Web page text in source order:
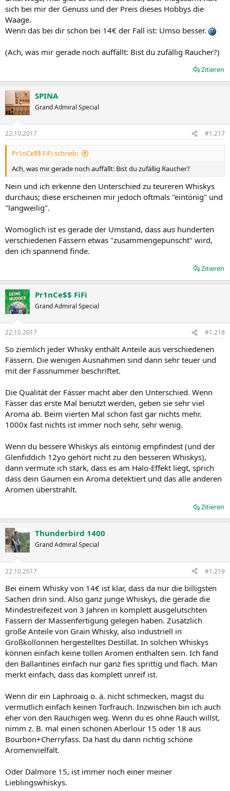
sich bei mir der Genuss und der Preis dieses Hobbys die
Waage.
Wenn das bei dir schon bei 14€ der Fall ist: Umso besser.
(Ach, was mir gerade noch auffällt: Bist du zufällig Raucher?)
Zitieren
SPINA
Grand Admiral Special
22.10.2017 #1.217
Pr1nCe$$ FiFi schrieb:
Ach, was mir gerade noch auffällt: Bist du zufällig Raucher?
Nein und ich erkenne den Unterschied zu teureren Whiskys
durchaus; diese erscheinen mir jedoch oftmals "eintönig" und
"langweilig".
Womöglich ist es gerade der Umstand, dass aus hunderten
verschiedenen Fässern etwas "zusammengepunscht" wird,
den ich spannend finde.
Zitieren
Pr1nCe$$ FiFi
Grand Admiral Special
22.10.2017 #1.218
So ziemlich jeder Whisky enthält Anteile aus verschiedenen
Fässern. Die wenigen Ausnahmen sind dann sehr teuer und
mit der Fassnummer beschriftet.
Die Qualität der Fässer macht aber den Unterschied. Wenn
Fässer das erste Mal benutzt werden, geben sie sehr viel
Aroma ab. Beim vierten Mal schon fast gar nichts mehr.
1000x fast nichts ist immer noch sehr, sehr wenig.
Wenn du bessere Whiskys als eintönig empfindest (und der
Glenfiddich 12yo gehört nicht zu den besseren Whiskys),
dann vermute ich stark, dass es am Halo-Effekt liegt, sprich
dass dein Gaumen ein Aroma detektiert und das alle anderen
Aromen überstrahlt.
Zitieren
Thunderbird 1400
Grand Admiral Special
22.10.2017 #1.219
Bei einem Whisky von 14€ ist klar, dass da nur die billigsten
Sachen drin sind. Also ganz junge Whiskys, die gerade die
Mindestreifezeit von 3 Jahren in komplett ausgelutschten
Fässern der Massenfertigung gelegen haben. Zusätzlich
große Anteile von Grain Whisky, also industriell in
Großkollonnen hergestelltes Destillat. In solchen Whiskys
können einfach keine tollen Aromen enthalten sein. Ich fand
den Ballantines einfach nur ganz fies sprittig und flach. Man
merkt einfach, dass das komplett unreif ist.
Wenn dir ein Laphroaig o. ä. nicht schmecken, magst du
vermutlich einfach keinen Torfrauch. Inzwischen bin ich auch
eher von den Rauchigen weg. Wenn du es ohne Rauch willst,
nimm z. B. mal einen schönen Aberlour 15 oder 18 aus
Bourbon+Cherryfass. Da hast du dann richtig schöne
Aromenvielfalt.
Oder Dalmore 15, ist immer noch einer meiner
Lieblingswhiskys.